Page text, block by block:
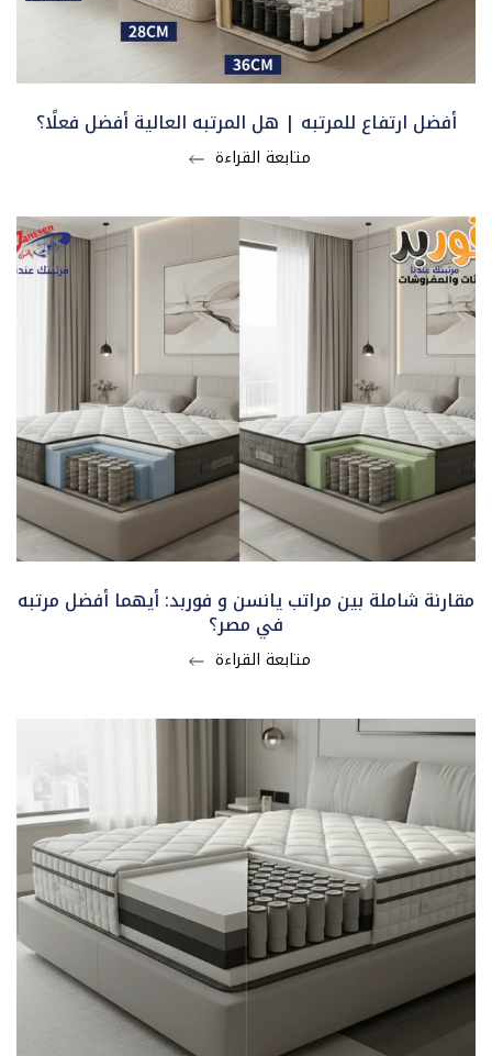
أفضل ارتفاع للمرتبه | هل المرتبه العالية أفضل فعلًا؟
متابعة القراءة
مقارنة شاملة بين مراتب يانسن و فوربد: أيهما أفضل مرتبه
في مصر؟
متابعة القراءة